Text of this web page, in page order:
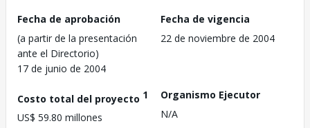
Fecha de aprobación
(a partir de la presentación
ante el Directorio)
17 de junio de 2004
Fecha de vigencia
22 de noviembre de 2004
Costo total del proyecto 1
US$ 59.80 millones
Organismo Ejecutor
N/A